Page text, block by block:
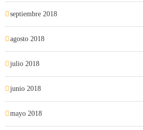
septiembre 2018
agosto 2018
julio 2018
junio 2018
mayo 2018